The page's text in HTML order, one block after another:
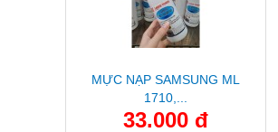
MỰC NẠP SAMSUNG ML
1710,...
33.000 đ